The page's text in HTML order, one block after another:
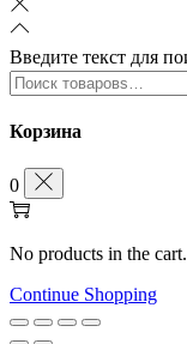
Введите текст для
Поиск:>
Корзина
0
No products in the cart.
Continue Shopping